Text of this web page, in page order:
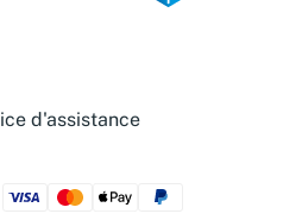
d'assistance